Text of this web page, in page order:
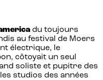
du toujours
au festival de Moers
électrique, le
côtoyait un seul
soliste et pupitre des
studios des années